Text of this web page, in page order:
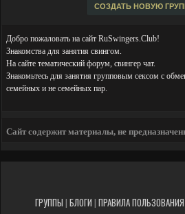
СОЗДАТЬ НОВУЮ
Добро пожаловать на сайт RuSwingers.Club!
Знакомства для занятия свингом.
На сайте тематический форум, свингер чат.
Знакомьтесь для занятия групповым сексом с
семейных и не семейных пар.
Сайт содержит материалы, не
ГРУППЫ | БЛОГИ | ПРАВИЛА ПОЛЬЗОВАНИЯ